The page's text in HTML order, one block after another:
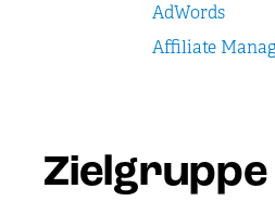
Zielgruppe
AdWords
Affiliate